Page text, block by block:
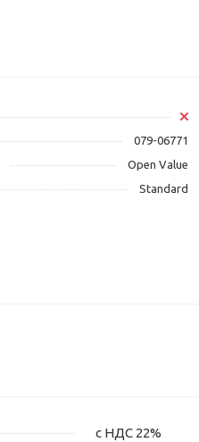
079-06771
Open Value
Standard
с НДС 22%